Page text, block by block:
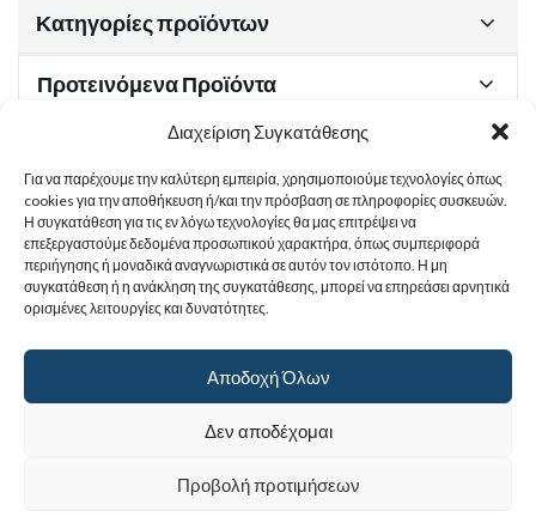
Διαχείριση Συγκατάθεσης
Για να παρέχουμε την καλύτερη εμπειρία, χρησιμοποιούμε τεχνολογίες όπως
cookies για την αποθήκευση ή/και την πρόσβαση σε πληροφορίες συσκευών.
Η συγκατάθεση για τις εν λόγω τεχνολογίες θα μας επιτρέψει να
επεξεργαστούμε δεδομένα προσωπικού χαρακτήρα, όπως συμπεριφορά
περιήγησης ή μοναδικά αναγνωριστικά σε αυτόν τον ιστότοπο. Η μη
συγκατάθεση ή η ανάκληση της συγκατάθεσης, μπορεί να επηρεάσει αρνητικά
ορισμένες λειτουργίες και δυνατότητες.
Αποδοχή Όλων
Δεν αποδέχομαι
Προβολή προτιμήσεων
Κατηγορίες προϊόντων
Προτεινόμενα Προϊόντα
Χρήσιμα Έγγραφα
Sitemap
Ιερά Γυναικεία Μονή Αγίας Παρασκευής